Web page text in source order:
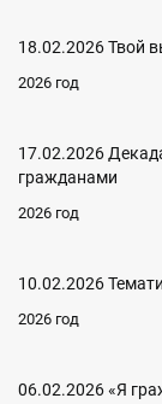
18.02.2026 Твой
2026 год
17.02.2026
гражданами
2026 год
10.02.2026
2026 год
06.02.2026 «Я